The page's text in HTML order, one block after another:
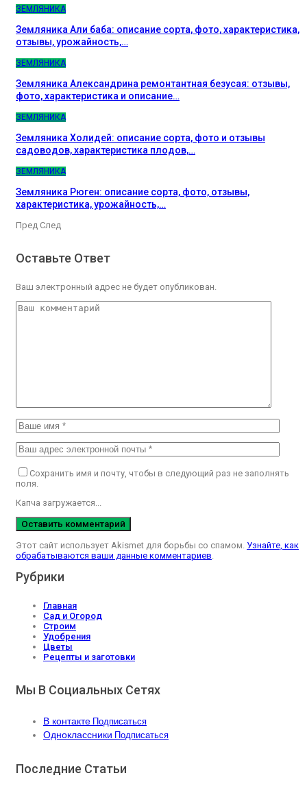
ЗЕМЛЯНИКА
Земляника Али баба: описание сорта, фото, характеристика,
отзывы, урожайность,…
ЗЕМЛЯНИКА
Земляника Александрина ремонтантная безусая: отзывы,
фото, характеристика и описание…
ЗЕМЛЯНИКА
Земляника Холидей: описание сорта, фото и отзывы
садоводов, характеристика плодов,…
ЗЕМЛЯНИКА
Земляника Рюген: описание сорта, фото, отзывы,
характеристика, урожайность,…
Пред След
Оставьте Ответ
Ваш электронный адрес не будет опубликован.
Сохранить имя и почту, чтобы в следующий раз не заполнять
поля.
Капча загружается...
Этот сайт использует Akismet для борьбы со спамом. Узнайте, как
обрабатываются ваши данные комментариев
Рубрики
Главная
Сад и Огород
Строим
Удобрения
Цветы
Рецепты и заготовки
Мы В Социальных Сетях
В контакте Подписаться
Одноклассники Подписаться
Последние Статьи